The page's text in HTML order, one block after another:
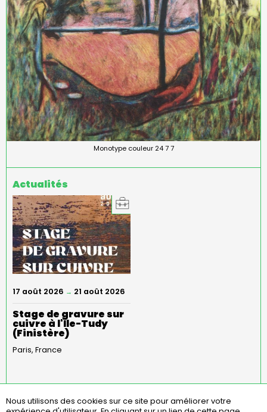
Linogravure à fond perdu 2021
Monotype couleur 24 7 7
Actualités
17 août 2026 → 21 août 2026
Stage de gravure sur
cuivre à l'Île-Tudy
(Finistère)
Paris France
Nous utilisons des cookies sur ce site pour améliorer votre